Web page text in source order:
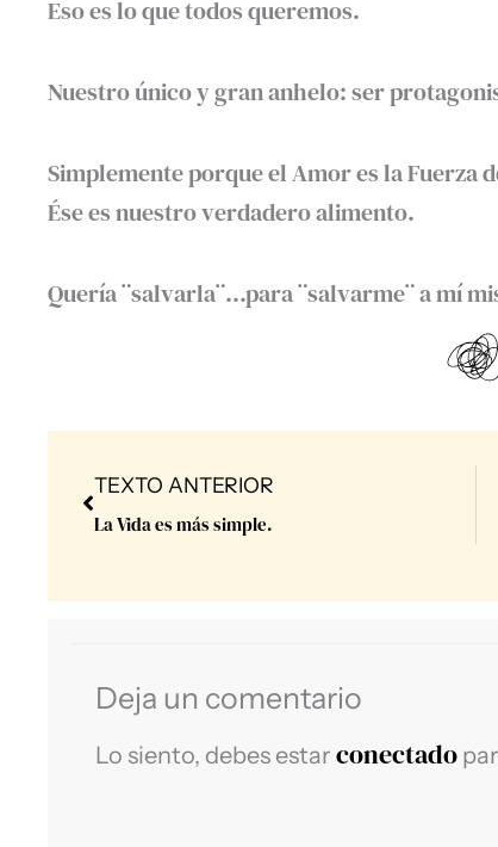
Eso es lo que todos queremos.
Nuestro único y gran anhelo: ser
Simplemente porque el Amor es la Fuerza
Ése es nuestro verdadero alimento.
Quería ¨salvarla¨…para ¨salvarme¨ a mí
Prev
TEXTO ANTERIOR
La Vida es más simple.
Deja un comentario
Lo siento, debes estar conectado